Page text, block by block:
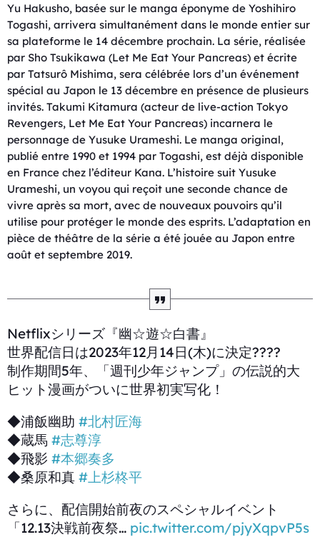
Yu Hakusho, basée sur le manga éponyme de Yoshihiro
Togashi, arrivera simultanément dans le monde entier sur
sa plateforme le 14 décembre prochain. La série, réalisée
par Sho Tsukikawa (Let Me Eat Your Pancreas) et écrite
par Tatsurô Mishima, sera célébrée lors d’un événement
spécial au Japon le 13 décembre en présence de plusieurs
invités. Takumi Kitamura (acteur de live-action Tokyo
Revengers, Let Me Eat Your Pancreas) incarnera le
personnage de Yusuke Urameshi. Le manga original,
publié entre 1990 et 1994 par Togashi, est déjà disponible
en France chez l’éditeur Kana. L’histoire suit Yusuke
Urameshi, un voyou qui reçoit une seconde chance de
vivre après sa mort, avec de nouveaux pouvoirs qu’il
utilise pour protéger le monde des esprits. L’adaptation en
pièce de théâtre de la série a été jouée au Japon entre
août et septembre 2019.
Netflixシリーズ『幽☆遊☆白書』
世界配信日は2023年12月14日(木)に決定????
制作期間5年、「週刊少年ジャンプ」の伝説的大
ヒット漫画がついに世界初実写化！
◆浦飯幽助 #北村匠海
◆蔵馬 #志尊淳
◆飛影 #本郷奏多
◆桑原和真 #上杉柊平
さらに、配信開始前夜のスペシャルイベント
「12.13決戦前夜祭… pic.twitter.com/pjyXqpvP5s